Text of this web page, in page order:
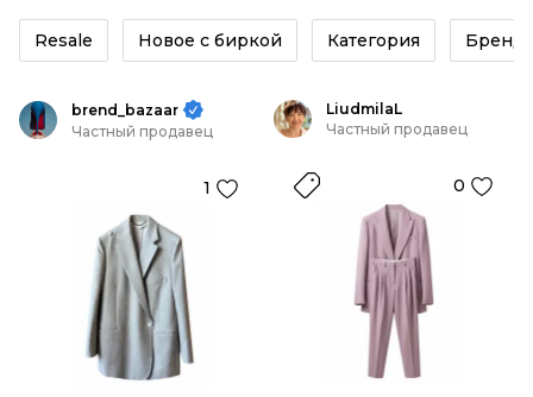
Винтажные изделия или STELLA MCCARTNEY
Женское из новых коллекций – заказывайте на сайте
или в приложении OSKELLY с целой экосистемой
Resale Новое с биркой Категория Бренд
brend_bazaar
Частный продавец
1
LiudmilaL
Частный продавец
0